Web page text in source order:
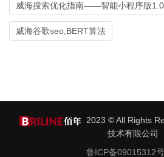
威海搜索优化指南——智能小程序版1.0
威海谷歌seo,BERT算法
2023 © All Rights
技术有限公司
鲁ICP备09015312